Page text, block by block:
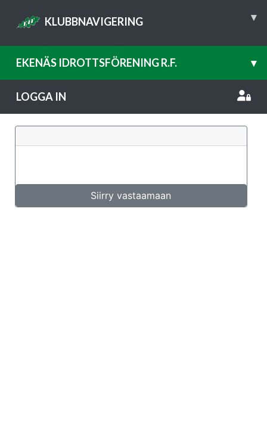
KLUBBNAVIGERING ▾
EKENÄS IDROTTSFÖRENING R.F. ▾
LOGGA IN